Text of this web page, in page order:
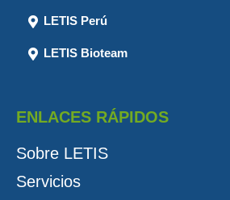
LETIS Perú
LETIS Bioteam
ENLACES RÁPIDOS
Sobre LETIS
Servicios